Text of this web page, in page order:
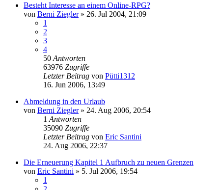
Besteht Interesse an einem Online-RPG?
von Berni Ziegler» 26. Jul 2004, 21:09
1
2
3
4
50 Antworten
63976 Zugriffe
Letzter Beitrag von Pütti1312
16. Jun 2006, 13:49
Abmeldung in den Urlaub
von Berni Ziegler» 24. Aug 2006, 20:54
1 Antworten
35090 Zugriffe
Letzter Beitrag von Eric Santini
24. Aug 2006, 22:37
Die Erneuerung Kapitel 1 Aufbruch zu neuen Grenzen
von Eric Santini » 5. Jul 2006, 19:54
1